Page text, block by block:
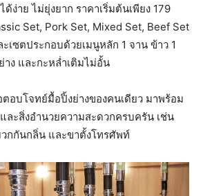
ด้ง่าย ไม่ยุ่งยาก ราคาเริ่มต้นเพียง 179
Set, Pork Set, Mixed Set, Beef Set
เซตประกอบด้วยเมนูหลัก 1 จาน ข้าว 1
าง และกะหล่ำเติมไม่อั้น
อบโจทย์มื้อปิ้งย่างของคนเดียว มาพร้อม
ละสิ่งอำนวยความสะดวกครบครัน เช่น
กกันกลิ่น และขาตั้งโทรศัพท์